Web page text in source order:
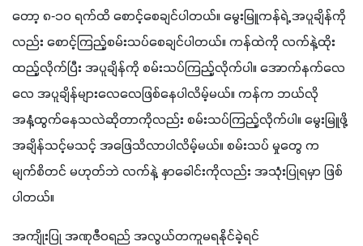
တော့ ၈-၁၀ ရက်ထိ စောင့်စေချင်ပါတယ်။ မွေးမြူကန်ရဲ့ အပူချိန်ကို
လည်း စောင့်ကြည့်စမ်းသပ်စေချင်ပါတယ်။ ကန်ထဲကို လက်နဲ့ထိုး
ထည့်လိုက်ပြီး အပူချိန်ကို စမ်းသပ်ကြည့်လိုက်ပါ။ အောက်နက်လေ
လေ အပူချိန်များလေလေဖြစ်နေပါလိမ့်မယ်။ ကန်က ဘယ်လို
အနံ့ထွက်နေသလဲဆိုတာကိုလည်း စမ်းသပ်ကြည့်လိုက်ပါ။ မွေးမြူဖို့
အချိန်သင့်မသင့် အဖြေသိလာပါလိမ့်မယ်။ စမ်းသပ် မှုတွေ က
မျက်စိတင် မဟုတ်ဘဲ လက်နဲ့ နှာခေါင်းကိုလည်း အသုံးပြုရမှာ ဖြစ်
ပါတယ်။
အကျိုးပြု အဏုဇီဝရည် အလွယ်တကူမရနိုင်ခဲ့ရင်